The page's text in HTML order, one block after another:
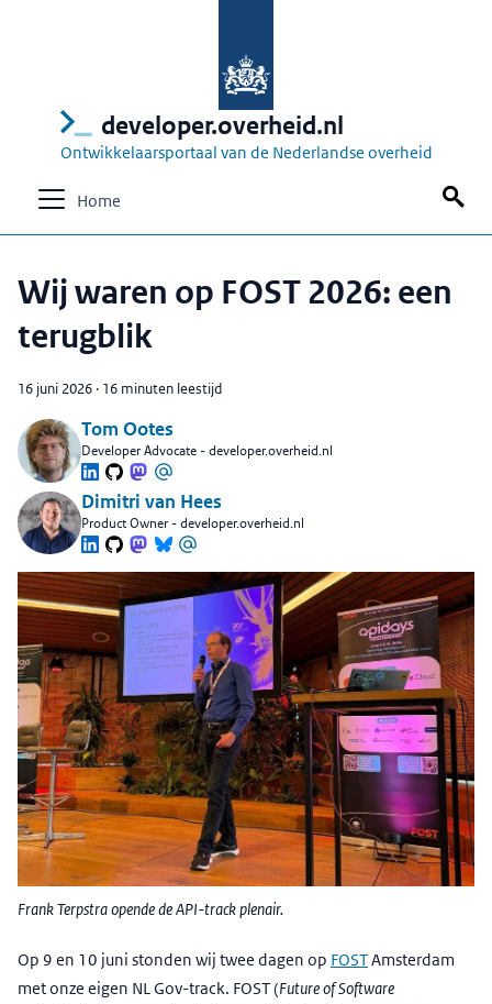
developer.overheid.nl
Ontwikkelaarsportaal van de Nederlandse overheid
Home
Wij waren op FOST 2026: een
terugblik
16 juni 2026 · 16 minuten leestijd
Tom Ootes
Developer Advocate - developer.overheid.nl
Dimitri van Hees
Product Owner - developer.overheid.nl
Frank Terpstra opende de API-track plenair.
Op 9 en 10 juni stonden wij twee dagen op FOSTAmsterdam
met onze eigen NL Gov-track. FOST (Future of Software